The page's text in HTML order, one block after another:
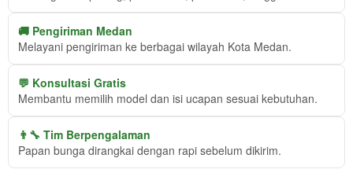
🚚 Pengiriman Medan
Melayani pengiriman ke berbagai wilayah Kota Medan.
💬 Konsultasi Gratis
Membantu memilih model dan isi ucapan sesuai kebutuhan.
👨‍🔧 Tim Berpengalaman
Papan bunga dirangkai dengan rapi sebelum dikirim.